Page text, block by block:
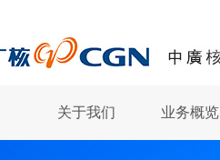
关于我们 业务概览